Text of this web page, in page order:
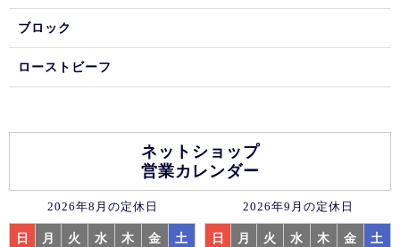
ブロック
ローストビーフ
ネットショップ
営業カレンダー
2026年8月の定休日
日 月 火 水 木 金 土
2026年9月の定休日
日 月 火 水 木 金 土